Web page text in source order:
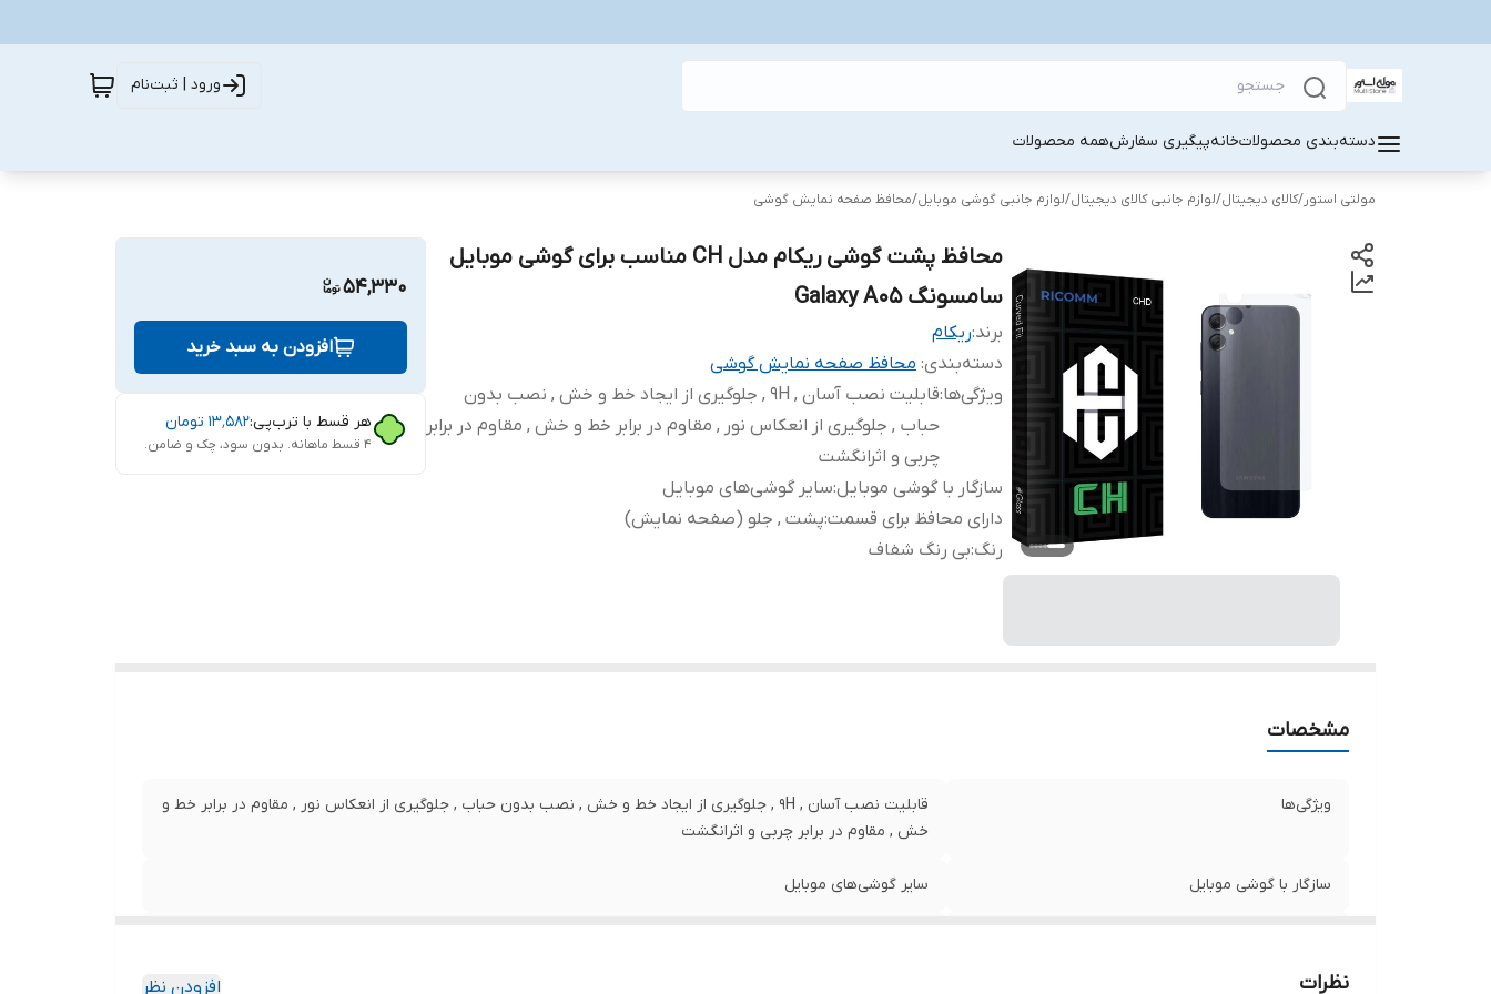
ورود | ثبت‌نام
دسته‌بندی محصولاتخانهپیگیری سفارشهمه محصولات
مولتی استور/کالای دیجیتال/لوازم جانبی کالای دیجیتال/لوازم جانبی گوشی موبایل/محافظ صفحه نمایش گوشی
محافظ پشت گوشی ریکام مدل CH مناسب برای گوشی موبایل
سامسونگ Galaxy A05
برند:ریکام
دسته‌بندی: محافظ صفحه نمایش گوشی
ویژگی‌ها:
قابلیت نصب آسان , 9H , جلوگیری از ایجاد خط و خش , نصب بدون
حباب , جلوگیری از انعکاس نور , مقاوم در برابر خط و خش , مقاوم در برابر
چربی و اثرانگشت
سازگار با گوشی موبایل:سایر گوشی‌های موبایل
دارای محافظ برای قسمت:پشت , جلو (صفحه نمایش)
رنگ:بی رنگ شفاف
54,330
افزودن به سبد خرید
هر قسط با ترب‌پی:۱۳٬۵۸۲ تومان
۴ قسط ماهانه. بدون سود، چک و ضامن.
مشخصات
ویژگی‌ها
قابلیت نصب آسان , 9H , جلوگیری از ایجاد خط و خش , نصب بدون حباب , جلوگیری از انعکاس نور , مقاوم در برابر خط و
خش , مقاوم در برابر چربی و اثرانگشت
سازگار با گوشی موبایل سایر گوشی‌های موبایل
نظرات افزودن نظر